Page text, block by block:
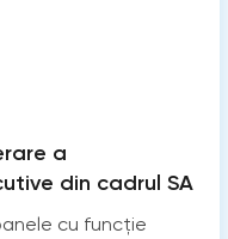
a
din cadrul SA
cu funcție